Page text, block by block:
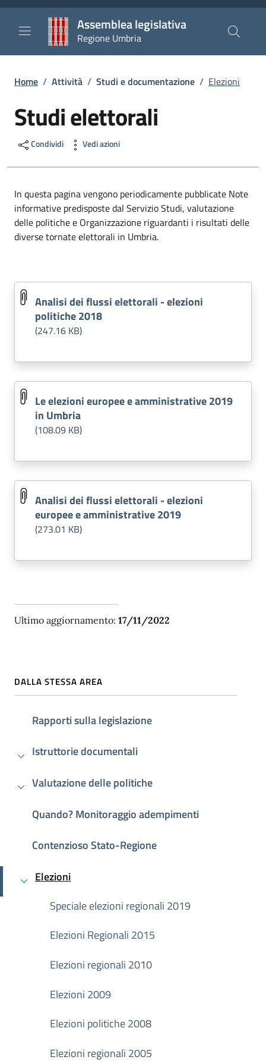
Salta al contenuto principale
Salta al piè di pagina
Assemblea legislativa
Regione Umbria
Briciole di pane
Home / Attività / Studi e documentazione / Elezioni
Studi elettorali
Condividi Vedi azioni
In questa pagina vengono periodicamente pubblicate Note
informative predisposte dal Servizio Studi, valutazione
delle politiche e Organizzazione riguardanti i risultati delle
diverse tornate elettorali in Umbria.
Analisi dei flussi elettorali - elezioni
politiche 2018
(247.16 KB)
Le elezioni europee e amministrative 2019
in Umbria
(108.09 KB)
Analisi dei flussi elettorali - elezioni
europee e amministrative 2019
(273.01 KB)
Ultimo aggiornamento: 17/11/2022
DALLA STESSA AREA
Rapporti sulla legislazione
Istruttorie documentali
Valutazione delle politiche
Quando? Monitoraggio adempimenti
Contenzioso Stato-Regione
Elezioni
Attivo
Speciale elezioni regionali 2019
Elezioni Regionali 2015
Elezioni regionali 2010
Elezioni 2009
Elezioni politiche 2008
Elezioni regionali 2005